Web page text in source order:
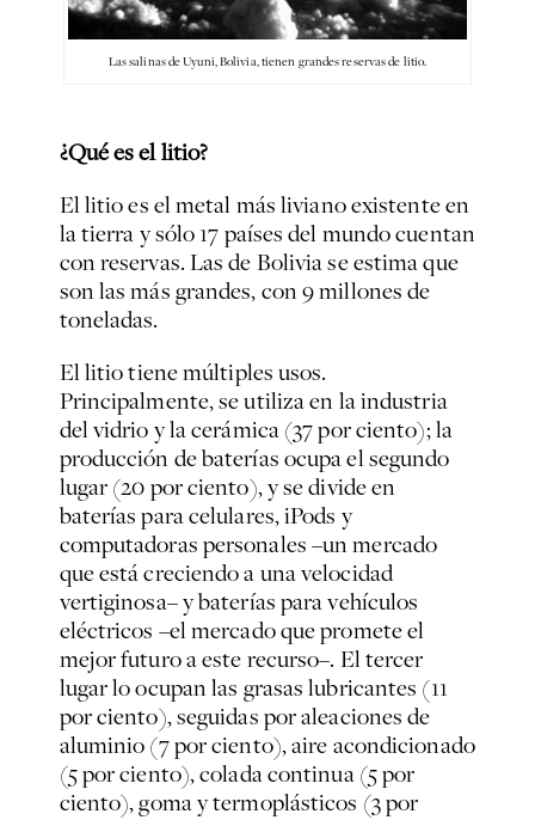
Las salinas de Uyuni, Bolivia, tienen grandes reservas de litio.
¿Qué es el litio?
El litio es el metal más liviano existente en
la tierra y sólo 17 países del mundo cuentan
con reservas. Las de Bolivia se estima que
son las más grandes, con 9 millones de
toneladas.
El litio tiene múltiples usos.
Principalmente, se utiliza en la industria
del vidrio y la cerámica (37 por ciento); la
producción de baterías ocupa el segundo
lugar (20 por ciento), y se divide en
baterías para celulares, iPods y
computadoras personales –un mercado
que está creciendo a una velocidad
vertiginosa– y baterías para vehículos
eléctricos –el mercado que promete el
mejor futuro a este recurso–. El tercer
lugar lo ocupan las grasas lubricantes (11
por ciento), seguidas por aleaciones de
aluminio (7 por ciento), aire acondicionado
(5 por ciento), colada continua (5 por
ciento), goma y termoplásticos (3 por